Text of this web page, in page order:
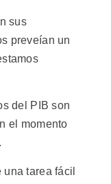
sus
preveían un
del PIB son
el momento
tarea fácil